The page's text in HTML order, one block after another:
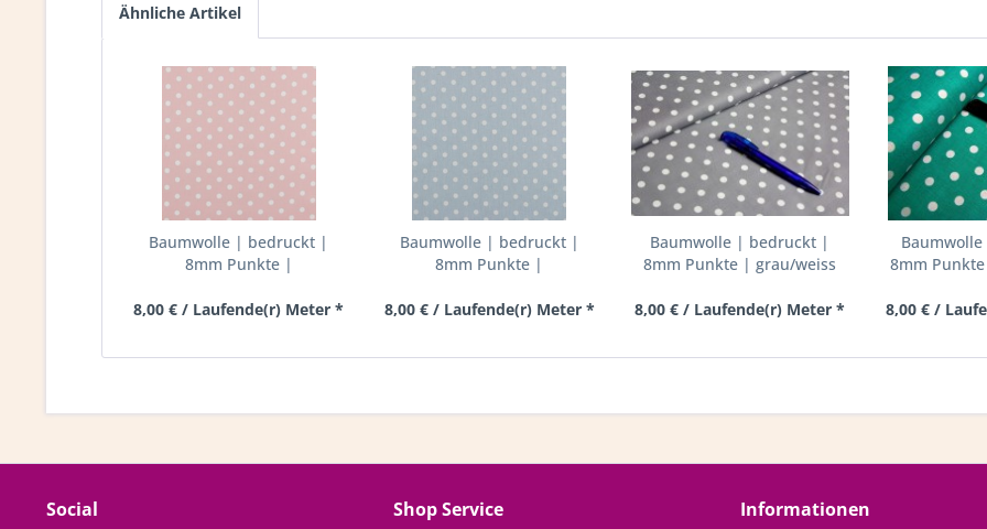
Ähnliche Artikel
Baumwolle | bedruckt |
8mm Punkte |
8,00 € / Laufende(r) Meter *
Baumwolle | bedruckt |
8mm Punkte |
8,00 € / Laufende(r) Meter *
Baumwolle | bedruckt |
8mm Punkte | grau/weiss
8,00 € / Laufende(r) Meter *
8mm
8,00 € /
Social Shop Service Informationen